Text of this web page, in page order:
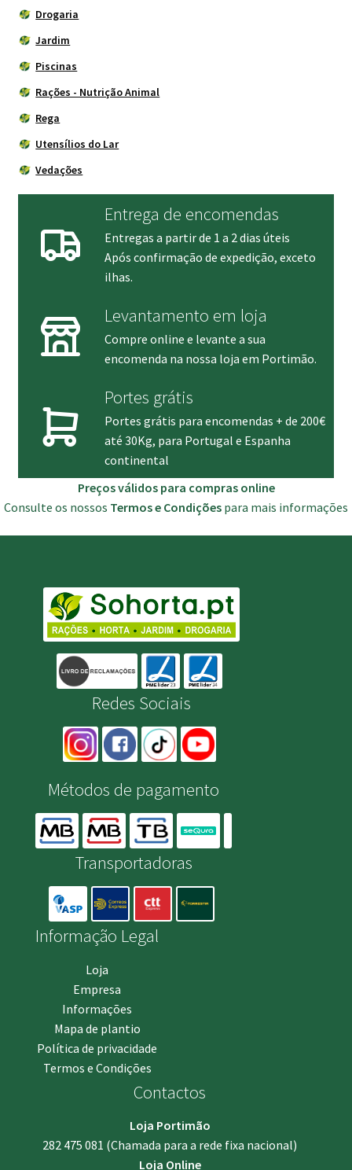
Drogaria
Jardim
Piscinas
Rações - Nutrição Animal
Rega
Utensílios do Lar
Vedações
Entrega de encomendas
Entregas a partir de 1 a 2 dias úteis
Após confirmação de expedição, exceto
ilhas.
Levantamento em loja
Compre online e levante a sua
encomenda na nossa loja em Portimão.
Portes grátis
Portes grátis para encomendas + de 200€
até 30Kg, para Portugal e Espanha
continental
Preços válidos para compras online
Consulte os nossos Termos e Condições para mais informações
Redes Sociais
Métodos de pagamento
Transportadoras
Informação Legal
Loja
Empresa
Informações
Mapa de plantio
Política de privacidade
Termos e Condições
Contactos
Loja Portimão
282 475 081 (Chamada para a rede fixa nacional)
Loja Online